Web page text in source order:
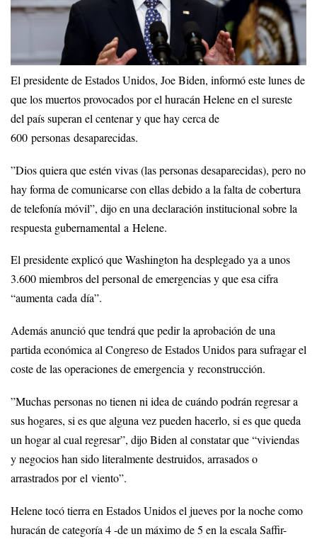
El presidente de Estados Unidos, Joe Biden, informó este lunes de
que los muertos provocados por el huracán Helene en el sureste
del país superan el centenar y que hay cerca de
600 personas desaparecidas.
”Dios quiera que estén vivas (las personas desaparecidas), pero no
hay forma de comunicarse con ellas debido a la falta de cobertura
de telefonía móvil”, dijo en una declaración institucional sobre la
respuesta gubernamental a Helene.
El presidente explicó que Washington ha desplegado ya a unos
3.600 miembros del personal de emergencias y que esa cifra
“aumenta cada día”.
Además anunció que tendrá que pedir la aprobación de una
partida económica al Congreso de Estados Unidos para sufragar el
coste de las operaciones de emergencia y reconstrucción.
”Muchas personas no tienen ni idea de cuándo podrán regresar a
sus hogares, si es que alguna vez pueden hacerlo, si es que queda
un hogar al cual regresar”, dijo Biden al constatar que “viviendas
y negocios han sido literalmente destruidos, arrasados o
arrastrados por el viento”.
Helene tocó tierra en Estados Unidos el jueves por la noche como
huracán de categoría 4 -de un máximo de 5 en la escala Saffir-